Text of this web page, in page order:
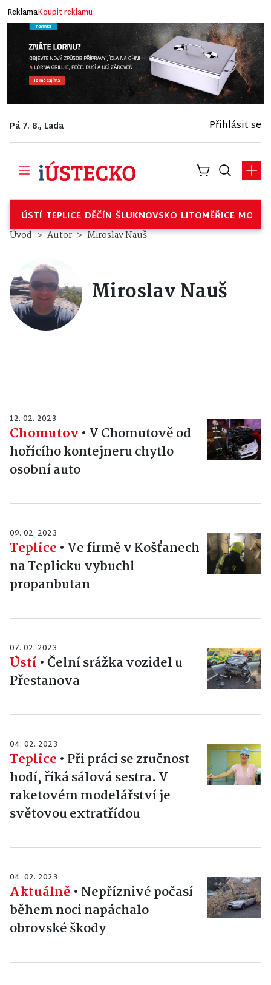
ReklamaKoupit reklamu
Pá 7. 8., Lada Přihlásit se
ÚSTÍ TEPLICE DĚČÍN ŠLUKNOVSKO LITOMĚŘICE
Úvod Autor Miroslav Nauš
Miroslav Nauš
12. 02. 2023
Chomutov • V Chomutově od
hořícího kontejneru chytlo
osobní auto
09. 02. 2023
Teplice • Ve firmě v Košťanech
na Teplicku vybuchl
propanbutan
07. 02. 2023
Ústí•Čelní srážka vozidel u
Přestanova
04. 02. 2023
Teplice • Při práci se zručnost
hodí, říká sálová sestra. V
raketovém modelářství je
světovou extratřídou
04. 02. 2023
Aktuálně • Nepříznivé počasí
během noci napáchalo
obrovské škody